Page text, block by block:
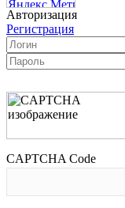
Авторизация
Регистрация
CAPTCHA Code